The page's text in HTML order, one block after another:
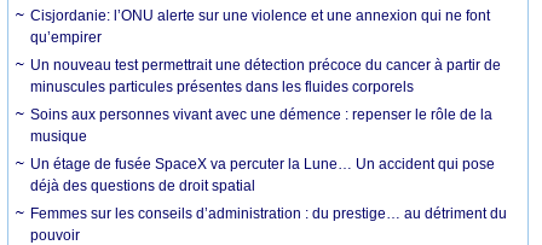
Cisjordanie: l’ONU alerte sur une violence et une annexion qui ne font
qu’empirer
Un nouveau test permettrait une détection précoce du cancer à partir de
minuscules particules présentes dans les fluides corporels
Soins aux personnes vivant avec une démence : repenser le rôle de la
musique
Un étage de fusée SpaceX va percuter la Lune… Un accident qui pose
déjà des questions de droit spatial
Femmes sur les conseils d’administration : du prestige… au détriment du
pouvoir